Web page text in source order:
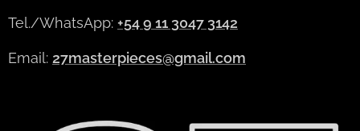
Tel./WhatsApp: +54 9 11 3047 3142
Email: 27masterpieces@gmail.com